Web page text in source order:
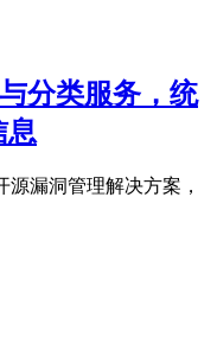
分类服务，统
息
源漏洞管理解决方案，